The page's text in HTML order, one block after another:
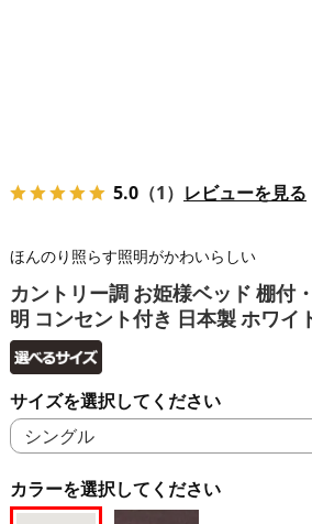
5.0 （1） レビューを見る
ほんのり照らす照明がかわいらしい
カントリー調 お姫様ベッド 棚付
明 コンセント付き 日本製 ホワイ
カラーを選択してください
サイズを選択してください